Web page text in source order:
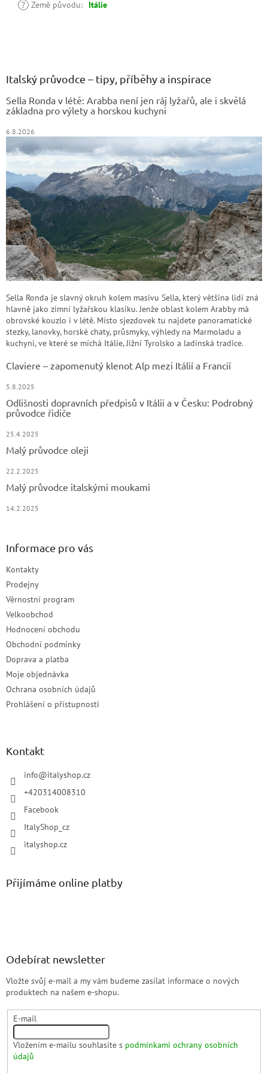
? Země původu: Itálie
Italský průvodce – tipy, příběhy a inspirace
Sella Ronda v létě: Arabba není jen ráj lyžařů, ale i skvělá
základna pro výlety a horskou kuchyni
6.8.2026
Sella Ronda je slavný okruh kolem masivu Sella, který většina lidí zná
hlavně jako zimní lyžařskou klasiku. Jenže oblast kolem Arabby má
obrovské kouzlo i v létě. Místo sjezdovek tu najdete panoramatické
stezky, lanovky, horské chaty, průsmyky, výhledy na Marmoladu a
kuchyni, ve které se míchá Itálie, Jižní Tyrolsko a ladinská tradice.
Claviere – zapomenutý klenot Alp mezi Itálií a Francií
5.8.2025
Odlišnosti dopravních předpisů v Itálii a v Česku: Podrobný
průvodce řidiče
25.4.2025
Malý průvodce oleji
22.2.2025
Malý průvodce italskými moukami
14.2.2025
Informace pro vás
Kontakty
Prodejny
Věrnostní program
Velkoobchod
Hodnocení obchodu
Obchodní podmínky
Doprava a platba
Moje objednávka
Ochrana osobních údajů
Prohlášení o přístupnosti
Kontakt
info@italyshop.cz
+420314008310
Facebook
ItalyShop_cz
italyshop.cz
Přijímáme online platby
Odebírat newsletter
Vložte svůj e-mail a my vám budeme zasílat informace o nových
produktech na našem e-shopu.
E-mail
Vložením e-mailu souhlasíte s podmínkami ochrany osobních
údajů